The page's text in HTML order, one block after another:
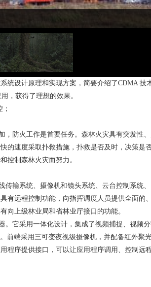
统设计原理和实现方案，简要介绍了CDMA 技
，获得了理想的效果。
，防火工作是首要任务。森林火灾具有突发性
的速度采取扑救措施，扑救是否及时，决策是
和控制森林火灾而努力。
输系统、摄像机和镜头系统、云台控制系统
有远程控制功能，向指挥调度人员提供全面的
向上级林业局和省林业厅接口的功能。
。它采用一体化设计，集成了视频捕捉、视频
前端采用三可变夜视级摄像机，并配备红外聚
程序提供接口，可以让应用程序调用、控制远程